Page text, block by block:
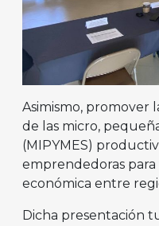
Asimismo, promover
de las micro,
(MIPYMES)
emprendedoras
económica entre
Dicha presentación